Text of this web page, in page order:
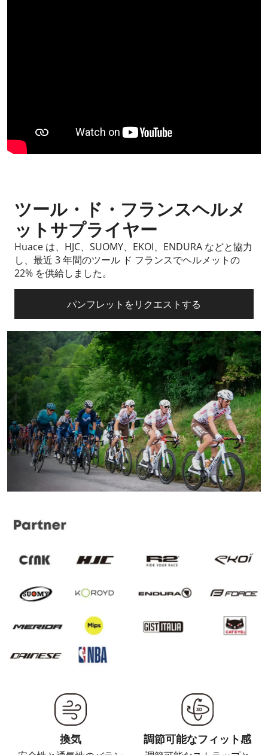
ツール・ド・フランスヘルメ
ットサプライヤー
Huace は、HJC、SUOMY、EKOI、ENDURA などと協力
し、最近 3 年間のツール ド フランスでヘルメットの
22% を供給しました。
パンフレットをリクエストする
換気 調節可能なフィット感